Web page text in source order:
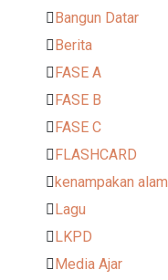
Bangun Datar
Berita
FASE A
FASE B
FASE C
FLASHCARD
kenampakan alam
Lagu
LKPD
Media Ajar